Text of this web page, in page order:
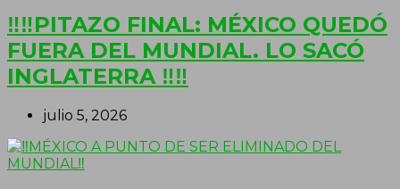
‼‼PITAZO FINAL: MÉXICO QUEDÓ
FUERA DEL MUNDIAL. LO SACÓ
INGLATERRA ‼‼
julio 5, 2026